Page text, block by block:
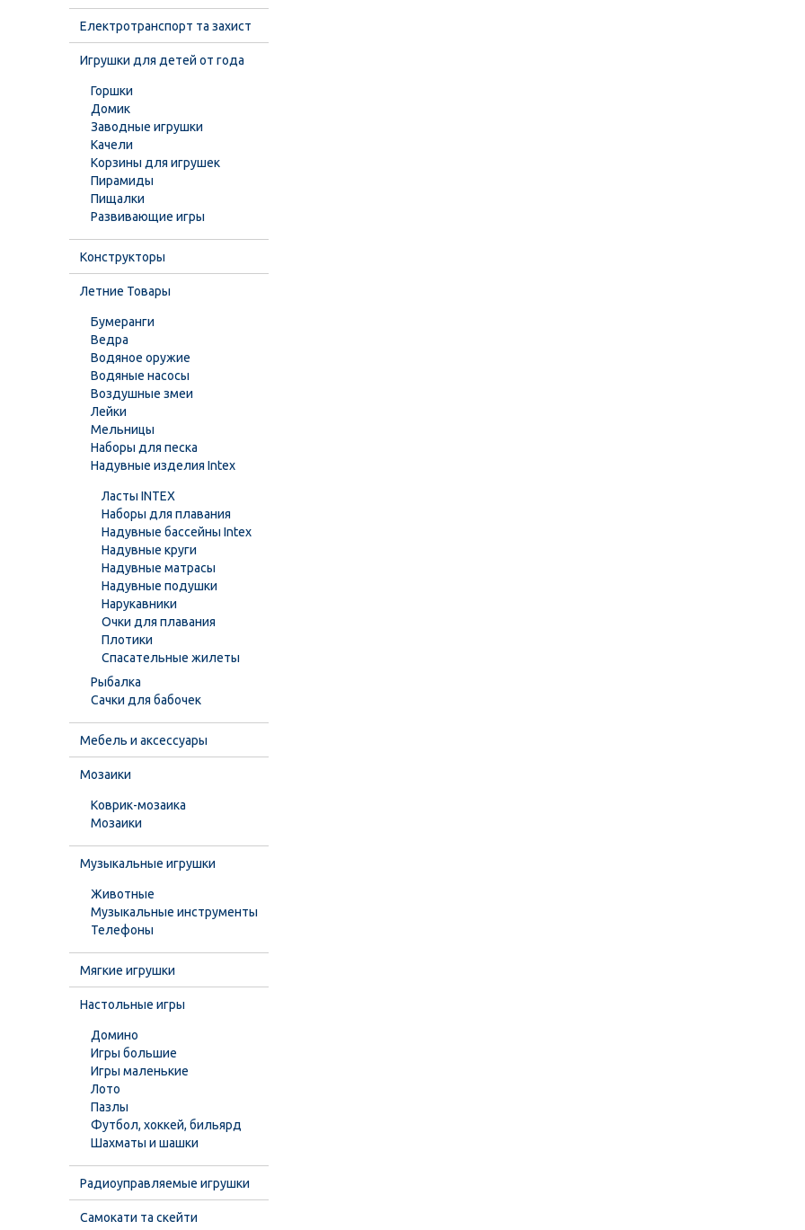
Електротранспорт та захист
Игрушки для детей от года
Горшки
Домик
Заводные игрушки
Качели
Корзины для игрушек
Пирамиды
Пищалки
Развивающие игры
Конструкторы
Летние Товары
Бумеранги
Ведра
Водяное оружие
Водяные насосы
Воздушные змеи
Лейки
Мельницы
Наборы для песка
Надувные изделия Intex
Ласты INTEX
Наборы для плавания
Надувные бассейны Intex
Надувные круги
Надувные матрасы
Надувные подушки
Нарукавники
Очки для плавания
Плотики
Спасательные жилеты
Рыбалка
Сачки для бабочек
Мебель и аксессуары
Мозаики
Коврик-мозаика
Мозаики
Музыкальные игрушки
Животные
Музыкальные инструменты
Телефоны
Мягкие игрушки
Настольные игры
Домино
Игры большие
Игры маленькие
Лото
Пазлы
Футбол, хоккей, бильярд
Шахматы и шашки
Радиоуправляемые игрушки
Самокати та скейти